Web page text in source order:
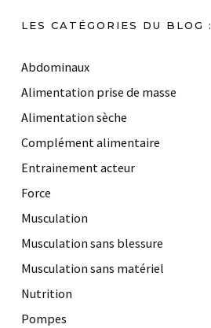
LES CATÉGORIES DU BLOG :
Abdominaux
Alimentation prise de masse
Alimentation sèche
Complément alimentaire
Entrainement acteur
Force
Musculation
Musculation sans blessure
Musculation sans matériel
Nutrition
Pompes